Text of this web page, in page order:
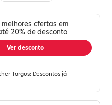
ofertas em
20% de desconto
Ver desconto
Targus; Descontos já